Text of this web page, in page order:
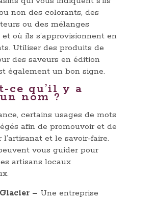
non des colorants, des
ou des mélanges
où ils s’approvisionnent en
Utiliser des produits de
des saveurs en édition
également un bon signe.
ce qu’il y a
nom ?
certains usages de mots
afin de promouvoir et de
l’artisanat et le savoir-faire.
vous guider pour
artisans locaux
– Une entreprise